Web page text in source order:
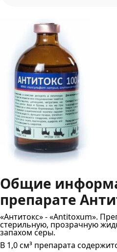
Общие
препарате
«Антитокс» ‐ «Antitoxum».
стерильную, прозрачную
запахом серы.
В 1,0 см³ препарата